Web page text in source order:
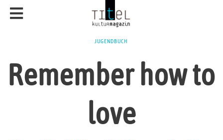
JUGENDBUCH
Remember how to
love